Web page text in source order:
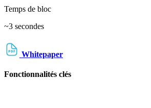
Temps de bloc
~3 secondes
Whitepaper
Fonctionnalités clés